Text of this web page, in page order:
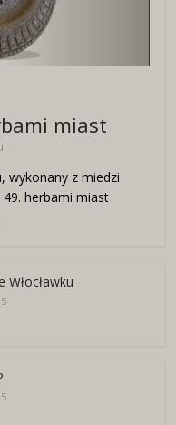
miast
wykonany z miedzi
49. herbami miast
Włocławku